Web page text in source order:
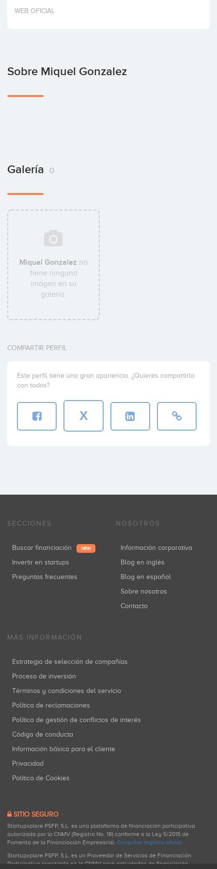
Invertir
WEB OFICIAL
Sobre Miquel Gonzalez
Galería 0
Miquel Gonzalez no
tiene ninguna
imágen en su
galería.
COMPARTIR PERFIL
Este perfil tiene una gran apariencia. ¿Quieres compartirlo
con todos?
X
SECCIONES
Buscar financiación NEW
Invertir en startups
Preguntas frecuentes
NOSOTROS
Información corporativa
Blog en inglés
Blog en español
Sobre nosotros
Contacto
MÁS INFORMACIÓN
Estrategia de selección de compañías
Proceso de inversión
Términos y condiciones del servicio
Política de reclamaciones
Política de gestión de conflictos de interés
Código de conducta
Información básica para el cliente
Privacidad
Política de Cookies
SITIO SEGURO
Startupxplore PSFP, S.L. es una plataforma de financiación participativa
autorizada por la CNMV (Registro No. 18) conforme a la Ley 5/2015 de
Fomento de la Financiación Empresarial. Consultar registro oficial.
Startupxplore PSFP, S.L. es un Proveedor de Servicios de Financiación
Participativa registrado en la CNMV para actividades de financiación